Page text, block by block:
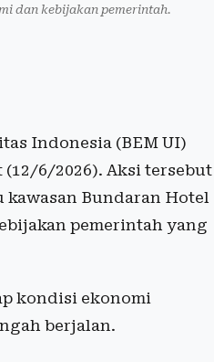
dan kebijakan pemerintah.
Indonesia (BEM UI)
6/2026). Aksi tersebut
Bundaran Hotel
pemerintah yang
kondisi ekonomi
berjalan.